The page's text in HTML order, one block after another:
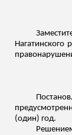
Нагатинского
(один) год.